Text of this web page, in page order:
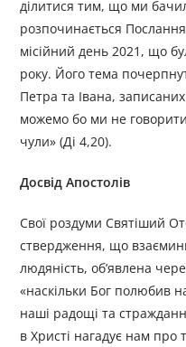
ділитися тим, що ми
розпочинається
місійний день 2021, що
року. Його тема
Петра та Івана,
можемо бо ми не
чули» (Ді 4,20).
Досвід Апостолів
Свої роздуми Святіший
ствердження, що
людяність, об’явлена
«наскільки Бог полюбив
наші радощі та
в Христі нагадує нам про